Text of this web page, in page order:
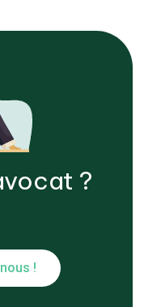
?
!